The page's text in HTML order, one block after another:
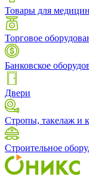
Товары для
Торговое
Банковское
Двери
Стропы, такелаж и
Строительное